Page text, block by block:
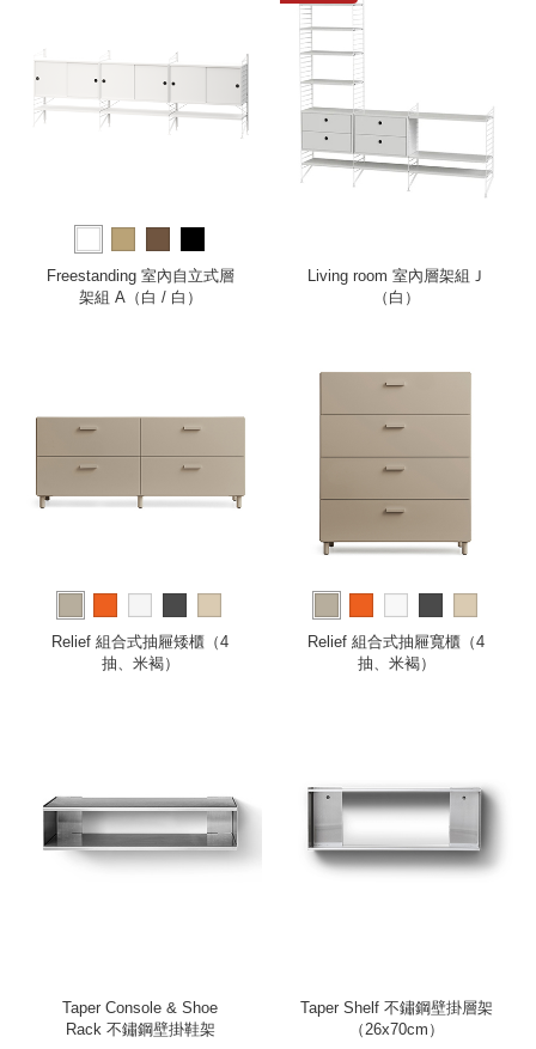
Freestanding 室內自立式層
架組 A（白 / 白）
Living room 室內層架組Ｊ
（白）
Relief 組合式抽屜矮櫃（4
抽、米褐）
Relief 組合式抽屜寬櫃（4
抽、米褐）
Taper Console & Shoe
Rack 不鏽鋼壁掛鞋架
Taper Shelf 不鏽鋼壁掛層架
（26x70cm）